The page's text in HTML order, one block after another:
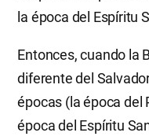
la época del Espíritu
Entonces, cuando la
diferente del
épocas (la época del
época del Espíritu